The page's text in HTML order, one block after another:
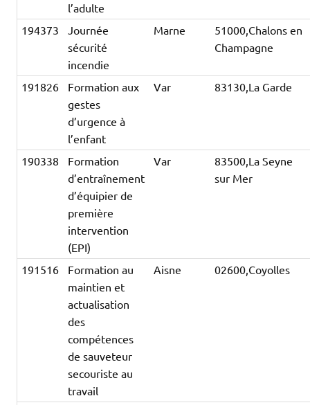
l’adulte
194373
Journée
sécurité
incendie
Marne
51000,Chalons en
Champagne
191826
Formation aux
gestes
d’urgence à
l’enfant
Var 83130,La Garde
190338
Formation
d’entraînement
d’équipier de
première
intervention
(EPI)
Var
83500,La Seyne
sur Mer
191516
Formation au
maintien et
actualisation
des
compétences
de sauveteur
secouriste au
travail
Aisne 02600,Coyolles